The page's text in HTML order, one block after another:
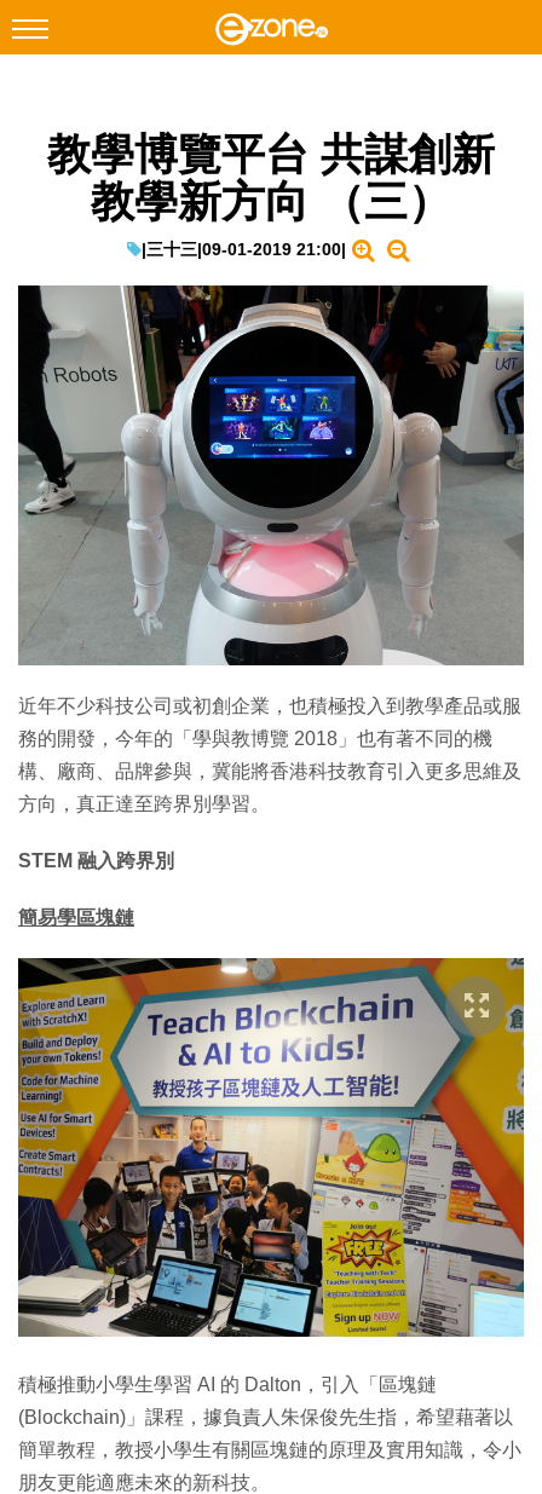
Facebook Instagram
遊戲動漫
教學評測
EduTech
IT Times
生成式AI與雲端應用
Enterprise Digital Transformation
教學博覽平台 共謀創新
教學新方向 （三）
|三十三|09-01-2019 21:00|
近年不少科技公司或初創企業，也積極投入到教學產品或服
務的開發，今年的「學與教博覽 2018」也有著不同的機
構、廠商、品牌參與，冀能將香港科技教育引入更多思維及
方向，真正達至跨界別學習。
STEM 融入跨界別
簡易學區塊鏈
積極推動小學生學習 AI 的 Dalton，引入「區塊鏈
(Blockchain)」課程，據負責人朱保俊先生指，希望藉著以
簡單教程，教授小學生有關區塊鏈的原理及實用知識，令小
朋友更能適應未來的新科技。